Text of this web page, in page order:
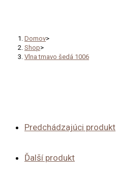
Domov>
Shop>
Vlna tmavo šedá 1006
Predchádzajúci produkt
Ďalší produkt